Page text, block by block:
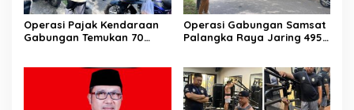
Operasi Pajak Kendaraan
Gabungan Temukan 70
Operasi Gabungan Samsat
Palangka Raya Jaring 495